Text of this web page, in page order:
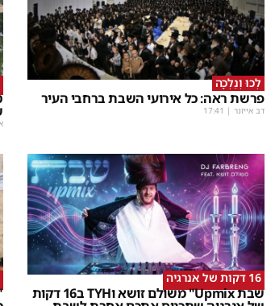
לְכוּ וְנֵלְכָה
פרשת ראה: כל אירועי השבת ברחבי העיר
דב אייזנר |
17:41
16 דקות של אנרגיה
שבת Upmix" משולם זושא וTYH ב16 דקות